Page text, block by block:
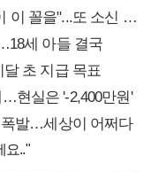
꼴을"...또 소신 발언
세 아들 결국
초 지급 목표
현실은 '-2,400만원'
폭발…세상이 어쩌다
요.."